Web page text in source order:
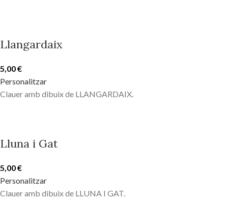
Llangardaix
5,00€
Personalitzar
Clauer amb dibuix de LLANGARDAIX.
Lluna i Gat
5,00€
Personalitzar
Clauer amb dibuix de LLUNA I GAT.